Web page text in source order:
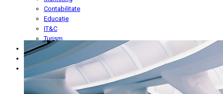
Contabilitate
Educație
IT&C
Turism
Înscriere
Blog
Contact